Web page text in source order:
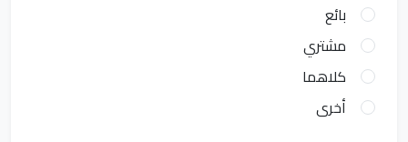
بائع
مشتري
كلاهما
أخرى